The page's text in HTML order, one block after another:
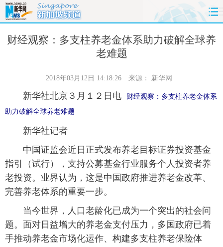
首页 时政 国际 财经
港澳
图片 视频 彩票 食品
旅游 健康
金融 公益 军事 无人机
富媒体 摄影 新华广播
财经观察：多支柱养老金体系助力破解全球养
老难题
2018年03月12日 14:18:26 来源： 新华网
新华社北京３月１２日电
财经观察：多支柱养老金体系
助力破解全球养老难题
新华社记者
中国证监会近日正式发布养老目标证券投资基金
指引（试行），支持公募基金行业服务个人投资者养
老投资。业界认为，这是中国政府推进养老金改革、
完善养老体系的重要一步。
当今世界，人口老龄化已成为一个突出的社会问
题。面对日益增大的养老金支付压力，多国政府已着
手推动养老金市场化运作、构建多支柱养老保险体